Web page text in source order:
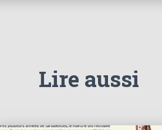
Lire aussi